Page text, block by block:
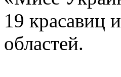
19 красавиц
областей.